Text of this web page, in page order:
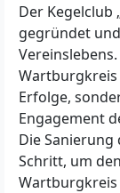
Der Kegelclub
gegründet
Erfolge,
Engagement
Die
Schritt, um